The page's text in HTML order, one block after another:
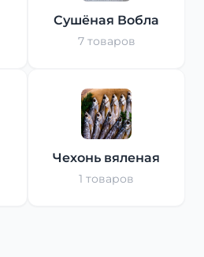
Сушёная Вобла
7 товаров
Чехонь вяленая
1 товаров